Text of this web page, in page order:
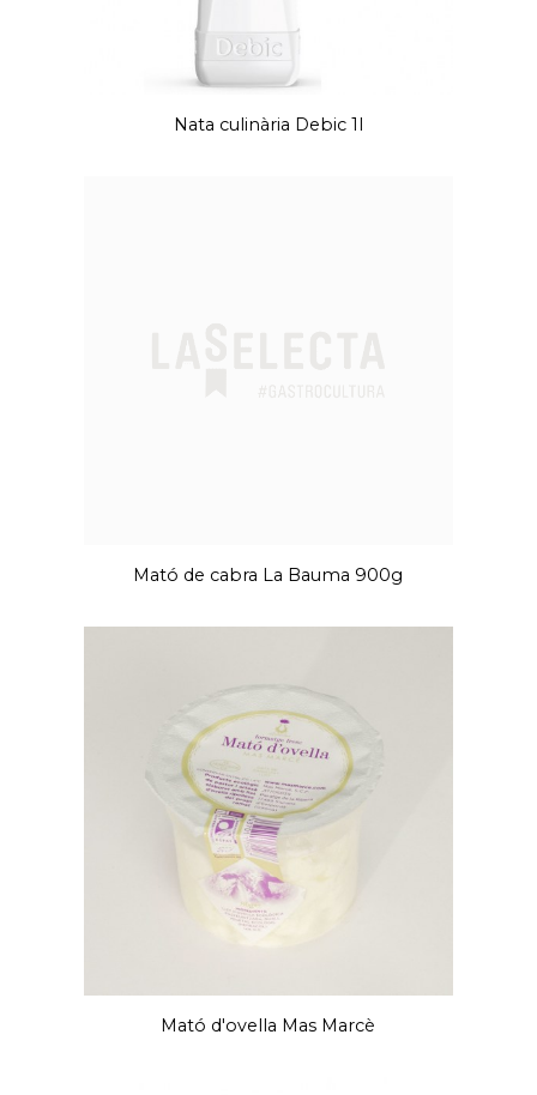
Nata culinària Debic 1l
Mató de cabra La Bauma 900g
Mató d'ovella Mas Marcè